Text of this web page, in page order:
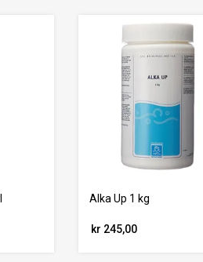
Alka Up 1 kg
kr 245,00